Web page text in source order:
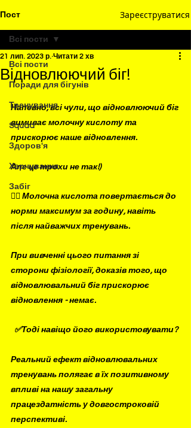
Пост Зареєструватися
Всі пости
Поради для бігунів
Тренування
Squad
Здоров'я
Харчування
Забіг
Всі пости
Відновлюючий біг!
21 лип. 2023 р. Читати 2 хв
Напевно, всі чули, що відновлюючий біг
вимиває молочну кислоту та
прискорює наше відновлення.
Але це трохи не так!)
✍🏻 Молочна кислота повертається до
норми максимум за годину, навіть
після найважчих тренувань.
При вивченні цього питання зі
сторони фізіології, доказів того, що
відновлювальний біг прискорює
відновлення - немає.
  ✅Тоді навіщо його використовувати?
Реальний ефект відновлювальних
тренувань полягає в їх позитивному
впливі на нашу загальну
працездатність у довгостроковій
перспективі.